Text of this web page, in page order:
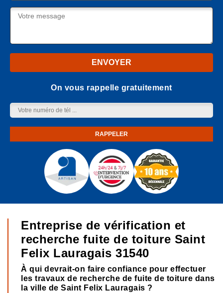
On vous rappelle gratuitement
Entreprise de vérification et
recherche fuite de toiture Saint
Felix Lauragais 31540
À qui devrait-on faire confiance pour effectuer
les travaux de recherche de fuite de toiture dans
la ville de Saint Felix Lauragais ?